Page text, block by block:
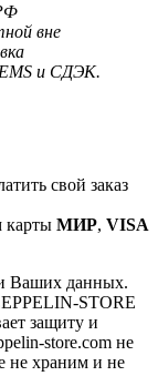
вне
и СДЭК.
свой заказ
карты МИР, VISA
Ваших данных.
STORE
защиту и
store.com не
не храним и не